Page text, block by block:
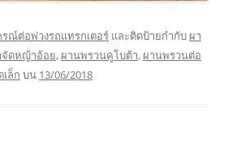
ณ์ต่อพ่วงรถแทรกเตอร์ และติดป้ายกำกับ ผา
ดหญ้าอ้อย, ผานพรวนคูโบต้า, ผานพรวนต่อ
ล็ก บน 13/06/2018